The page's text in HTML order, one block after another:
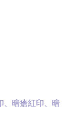
、暗瘡紅印、暗